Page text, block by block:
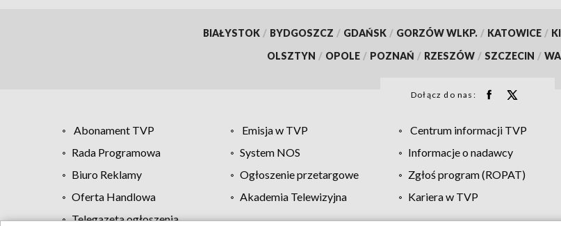
BIAŁYSTOK / BYDGOSZCZ / GDAŃSK / GORZÓW WLKP. / KATOWICE /
OLSZTYN / OPOLE / POZNAŃ / RZESZÓW / SZCZECIN /
Dołącz do nas:
Abonament TVP Emisja w TVP Centrum informacji TVP
Rada Programowa
System NOS Informacje o nadawcy
Biuro Reklamy
Ogłoszenie przetargowe Zgłoś program (ROPAT)
Oferta Handlowa
Akademia Telewizyjna Kariera w TVP
Telegazeta ogłoszenia